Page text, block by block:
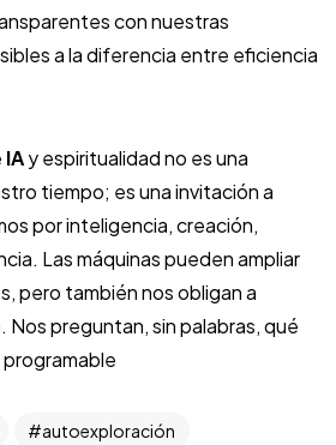
con nuestras
a la diferencia entre eficiencia
IAy espiritualidad no es una
tiempo; es una invitación a
por inteligencia, creación,
Las máquinas pueden ampliar
pero también nos obligan a
preguntan, sin palabras, qué
autoexploración